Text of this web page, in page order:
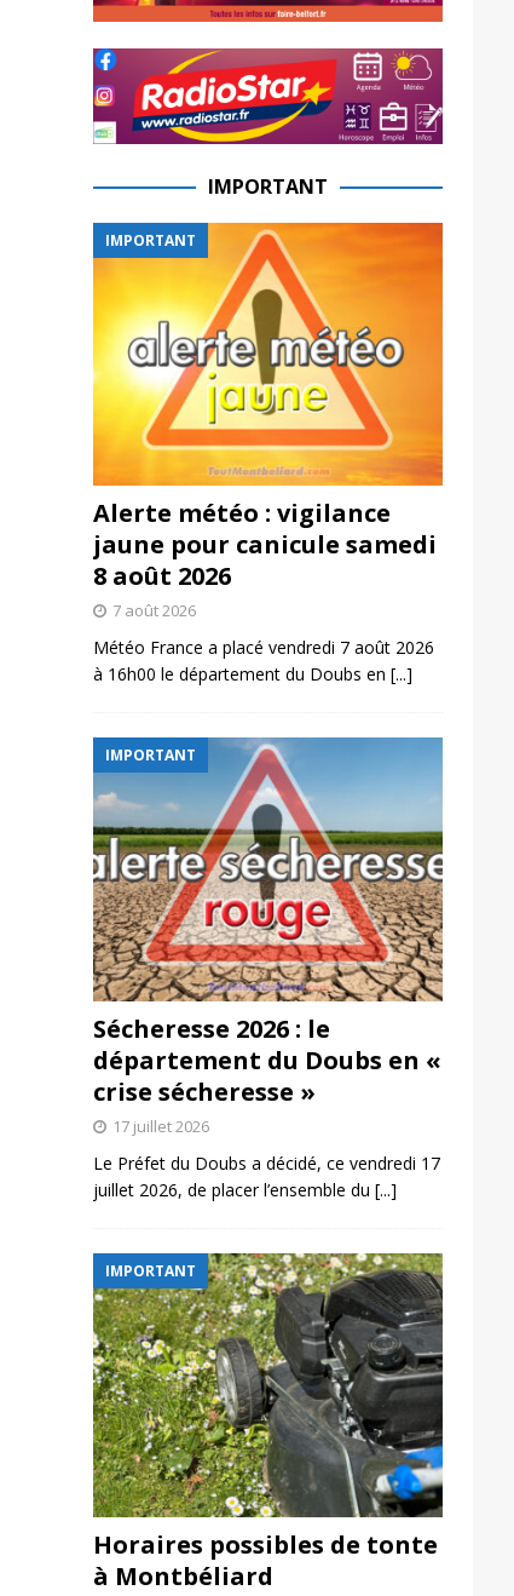
IMPORTANT
IMPORTANT
Alerte météo : vigilance
jaune pour canicule samedi
8 août 2026
7 août 2026
Météo France a placé vendredi 7 août 2026
à 16h00 le département du Doubs en [...]
IMPORTANT
Sécheresse 2026 : le
département du Doubs en «
crise sécheresse »
17 juillet 2026
Le Préfet du Doubs a décidé, ce vendredi 17
juillet 2026, de placer l’ensemble du [...]
IMPORTANT
Horaires possibles de tonte
à Montbéliard